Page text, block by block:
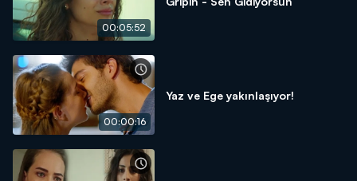
00:05:52
00:00:16
Yaz ve Ege yakınlaşıyor!